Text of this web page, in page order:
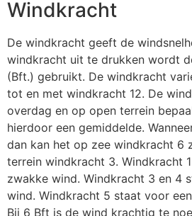
Windkracht
De windkracht geeft de
windkracht uit te drukken wordt
(Bft.) gebruikt. De windkracht
tot en met windkracht 12. De
overdag en op open terrein
hierdoor een gemiddelde.
dan kan het op zee windkracht 6
terrein windkracht 3. Windkracht
zwakke wind. Windkracht 3 en 4
wind. Windkracht 5 staat voor
Bij 6 Bft is de wind krachtig te